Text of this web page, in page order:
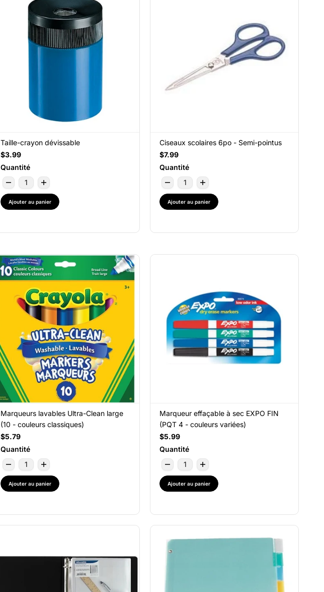
Taille-crayon dévissable
$3.99
Quantité
Ajouter au panier
Ciseaux scolaires 6po - Semi-pointus
$7.99
Quantité
Ajouter au panier
Marqueurs lavables Ultra-Clean large
(10 - couleurs classiques)
$5.79
Quantité
Ajouter au panier
Marqueur effaçable à sec EXPO FIN
(PQT 4 - couleurs variées)
$5.99
Quantité
Ajouter au panier